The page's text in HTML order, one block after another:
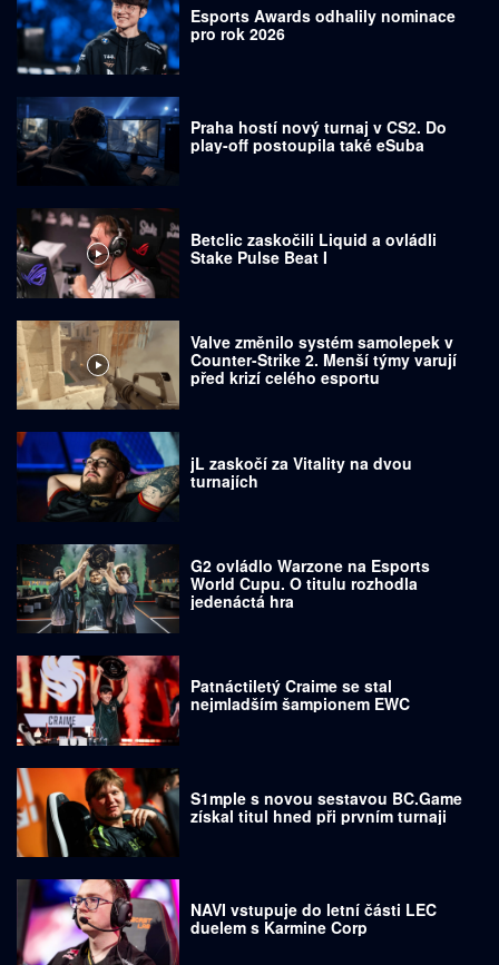
Esports Awards odhalily nominace
pro rok 2026
Praha hostí nový turnaj v CS2. Do
play-off postoupila také eSuba
Betclic zaskočili Liquid a ovládli
Stake Pulse Beat I
Valve změnilo systém samolepek v
Counter-Strike 2. Menší týmy varují
před krizí celého esportu
jL zaskočí za Vitality na dvou
turnajích
G2 ovládlo Warzone na Esports
World Cupu. O titulu rozhodla
jedenáctá hra
Patnáctiletý Craime se stal
nejmladším šampionem EWC
S1mple s novou sestavou BC.Game
získal titul hned při prvním turnaji
NAVI vstupuje do letní části LEC
duelem s Karmine Corp